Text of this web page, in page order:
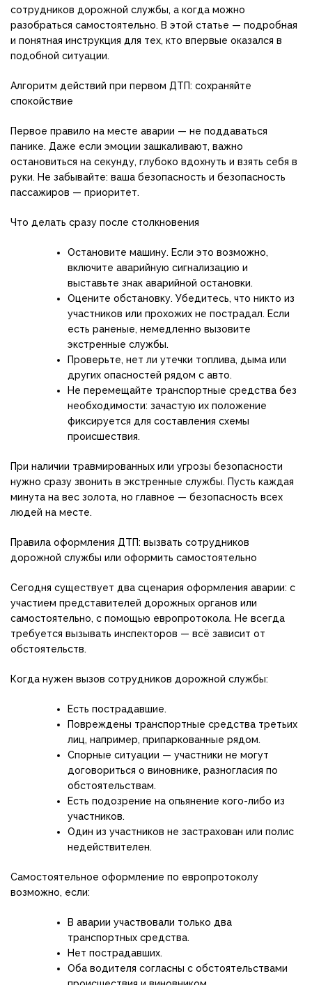
сотрудников дорожной службы, а когда можно
разобраться самостоятельно. В этой статье — подробная
и понятная инструкция для тех, кто впервые оказался в
подобной ситуации.
Алгоритм действий при первом ДТП: сохраняйте
спокойствие
Первое правило на месте аварии — не поддаваться
панике. Даже если эмоции зашкаливают, важно
остановиться на секунду, глубоко вдохнуть и взять себя в
руки. Не забывайте: ваша безопасность и безопасность
пассажиров — приоритет.
Что делать сразу после столкновения
Остановите машину. Если это возможно,
включите аварийную сигнализацию и
выставьте знак аварийной остановки.
Оцените обстановку. Убедитесь, что никто из
участников или прохожих не пострадал. Если
есть раненые, немедленно вызовите
экстренные службы.
Проверьте, нет ли утечки топлива, дыма или
других опасностей рядом с авто.
Не перемещайте транспортные средства без
необходимости: зачастую их положение
фиксируется для составления схемы
происшествия.
При наличии травмированных или угрозы безопасности
нужно сразу звонить в экстренные службы. Пусть каждая
минута на вес золота, но главное — безопасность всех
людей на месте.
Правила оформления ДТП: вызвать сотрудников
дорожной службы или оформить самостоятельно
Сегодня существует два сценария оформления аварии: с
участием представителей дорожных органов или
самостоятельно, с помощью европротокола. Не всегда
требуется вызывать инспекторов — всё зависит от
обстоятельств.
Когда нужен вызов сотрудников дорожной службы:
Есть пострадавшие.
Повреждены транспортные средства третьих
лиц, например, припаркованные рядом.
Спорные ситуации — участники не могут
договориться о виновнике, разногласия по
обстоятельствам.
Есть подозрение на опьянение кого-либо из
участников.
Один из участников не застрахован или полис
недействителен.
Самостоятельное оформление по европротоколу
возможно, если:
В аварии участвовали только два
транспортных средства.
Нет пострадавших.
Оба водителя согласны с обстоятельствами